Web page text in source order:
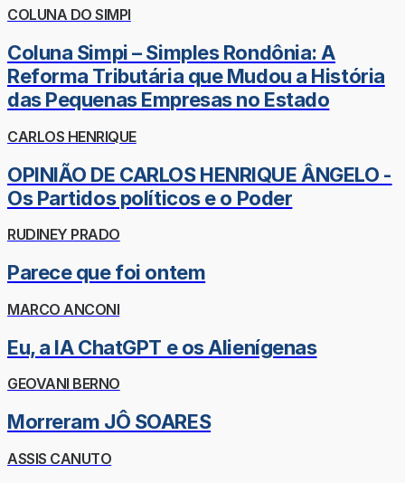
COLUNA DO SIMPI
Coluna Simpi – Simples Rondônia: A
Reforma Tributária que Mudou a História
das Pequenas Empresas no Estado
CARLOS HENRIQUE
OPINIÃO DE CARLOS HENRIQUE ÂNGELO -
Os Partidos políticos e o Poder
RUDINEY PRADO
Parece que foi ontem
MARCO ANCONI
Eu, a IA ChatGPT e os Alienígenas
GEOVANI BERNO
Morreram JÔ SOARES
ASSIS CANUTO